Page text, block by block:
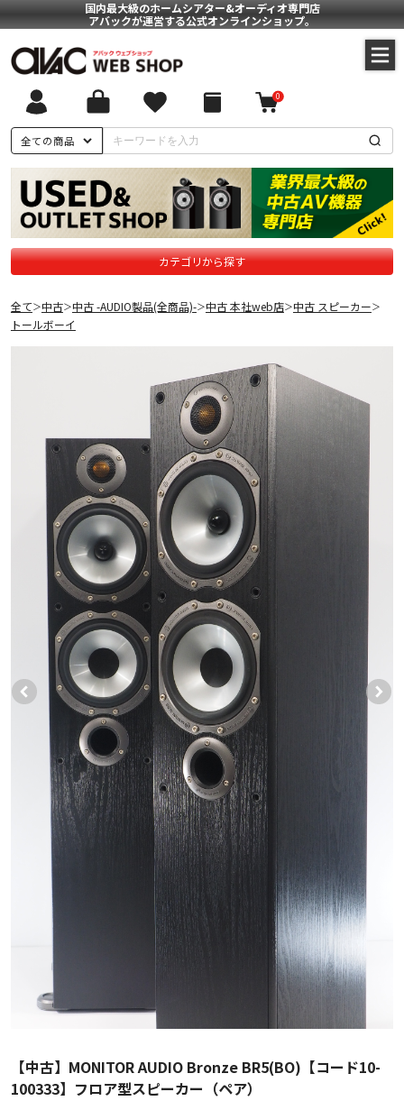
国内最大級のホームシアター&オーディオ専門店
アバックが運営する公式オンラインショップ。
全ての商品
0
カテゴリから探す
全て＞中古＞中古 -AUDIO製品(全商品)-＞中古 本社web店＞中古 スピーカー＞
トールボーイ
【中古】MONITOR AUDIO Bronze BR5(BO)【コード10-
100333】フロア型スピーカー（ペア）